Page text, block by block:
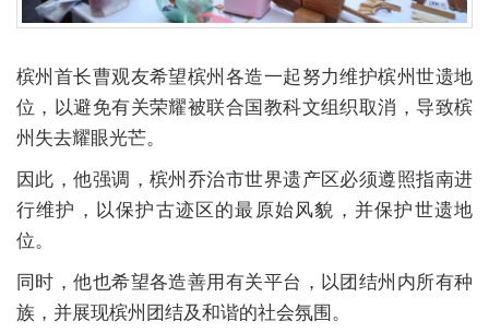
槟州首长曹观友希望槟州各造一起努力维护槟州世遗地
位，以避免有关荣耀被联合国教科文组织取消，导致槟
州失去耀眼光芒。
因此，他强调，槟州乔治市世界遗产区必须遵照指南进
行维护，以保护古迹区的最原始风貌，并保护世遗地
位。
同时，他也希望各造善用有关平台，以团结州内所有种
族，并展现槟州团结及和谐的社会氛围。